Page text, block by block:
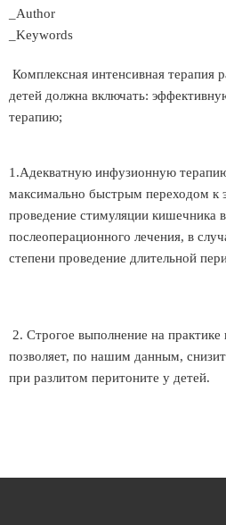
_Author
_Keywords
Комплексная интенсивная терапия
детей должна включать:
терапию;
1.Адекватную инфузионную
максимально быстрым переходом к
проведение стимуляции кишечника
послеоперационного лечения, в
степени проведение длительной
2. Строгое выполнение на
позволяет, по нашим данным,
при разлитом перитоните у детей.